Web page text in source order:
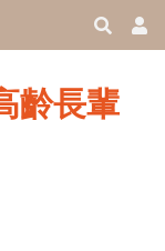
齡長輩